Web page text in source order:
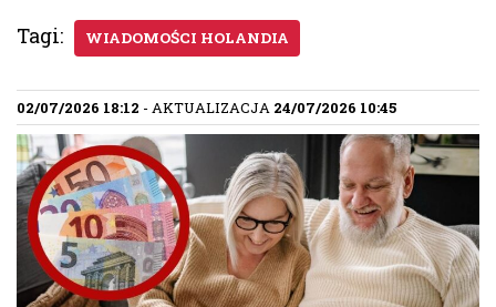
Tagi: WIADOMOŚCI HOLANDIA
02/07/2026 18:12 - AKTUALIZACJA 24/07/2026 10:45